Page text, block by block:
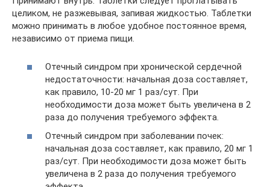
целиком, не разжевывая, запивая жидкостью. Таблетки
можно принимать в любое удобное постоянное время,
независимо от приема пищи.
Отечный синдром при хронической сердечной
недостаточности: начальная доза составляет,
как правило, 10-20 мг 1 раз/сут. При
необходимости доза может быть увеличена в 2
раза до получения требуемого эффекта.
Отечный синдром при заболевании почек:
начальная доза составляет, как правило, 20 мг 1
раз/сут. При необходимости доза может быть
увеличена в 2 раза до получения требуемого